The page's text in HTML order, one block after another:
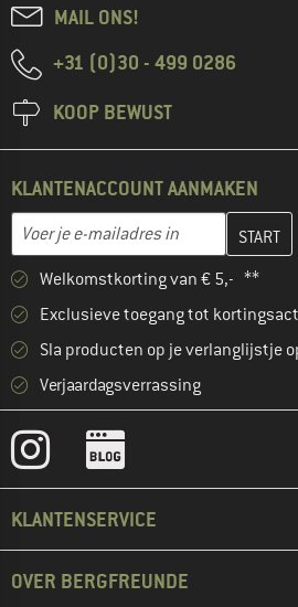
MAIL ONS!
+31 (0)30 - 499 0286
KOOP BEWUST
KLANTENACCOUNT AANMAKEN
E-mailadres
Vul je e-mailadres hier in en maak in
Welkomstkorting van € 5,- **
Exclusieve toegang tot
Sla producten op je verlanglijstje
Verjaardagsverrassing
KLANTENSERVICE
OVER BERGFREUNDE